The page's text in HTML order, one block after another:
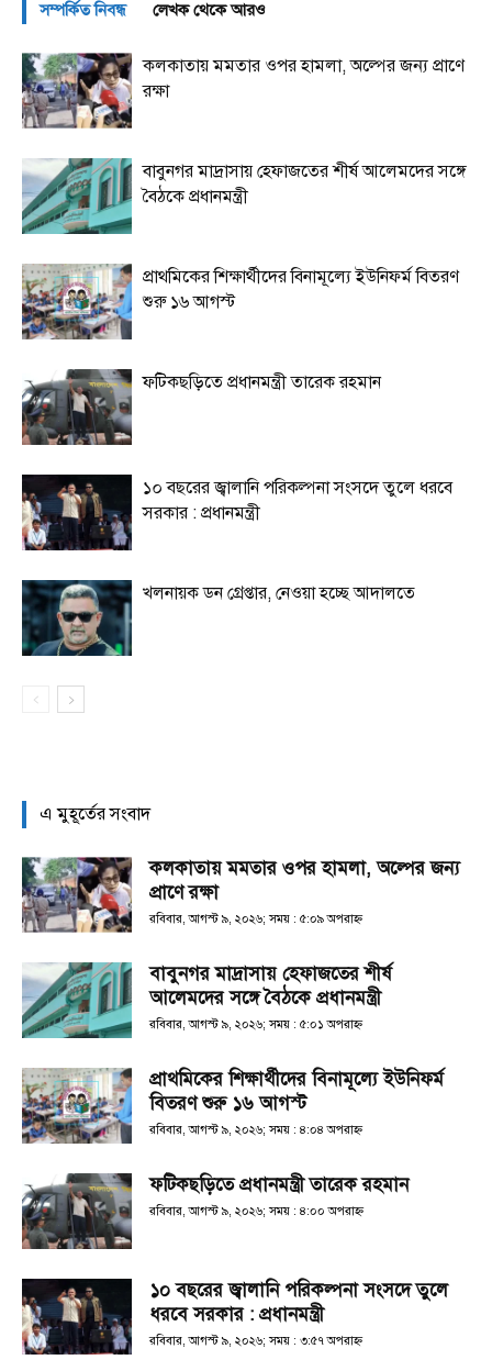
সম্পর্কিত নিবন্ধ লেখক থেকে আরও
কলকাতায় মমতার ওপর হামলা, অল্পের জন্য প্রাণে
রক্ষা
বাবুনগর মাদ্রাসায় হেফাজতের শীর্ষ আলেমদের সঙ্গে
বৈঠকে প্রধানমন্ত্রী
প্রাথমিকের শিক্ষার্থীদের বিনামূল্যে ইউনিফর্ম বিতরণ
শুরু ১৬ আগস্ট
ফটিকছড়িতে প্রধানমন্ত্রী তারেক রহমান
১০ বছরের জ্বালানি পরিকল্পনা সংসদে তুলে ধরবে
সরকার : প্রধানমন্ত্রী
খলনায়ক ডন গ্রেপ্তার, নেওয়া হচ্ছে আদালতে
এ মুহূর্তের সংবাদ
কলকাতায় মমতার ওপর হামলা, অল্পের জন্য
প্রাণে রক্ষা
রবিবার, আগস্ট ৯, ২০২৬; সময় : ৫:০৯ অপরাহ্ণ
বাবুনগর মাদ্রাসায় হেফাজতের শীর্ষ
আলেমদের সঙ্গে বৈঠকে প্রধানমন্ত্রী
রবিবার, আগস্ট ৯, ২০২৬; সময় : ৫:০১ অপরাহ্ণ
প্রাথমিকের শিক্ষার্থীদের বিনামূল্যে ইউনিফর্ম
বিতরণ শুরু ১৬ আগস্ট
রবিবার, আগস্ট ৯, ২০২৬; সময় : ৪:০৪ অপরাহ্ণ
ফটিকছড়িতে প্রধানমন্ত্রী তারেক রহমান
রবিবার, আগস্ট ৯, ২০২৬; সময় : ৪:০০ অপরাহ্ণ
১০ বছরের জ্বালানি পরিকল্পনা সংসদে তুলে
ধরবে সরকার : প্রধানমন্ত্রী
রবিবার, আগস্ট ৯, ২০২৬; সময় : ৩:৫৭ অপরাহ্ণ